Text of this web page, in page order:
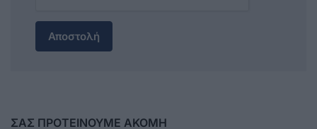
Αποστολή
ΣΑΣ ΠΡΟΤΕΙΝΟΥΜΕ ΑΚΟΜΗ